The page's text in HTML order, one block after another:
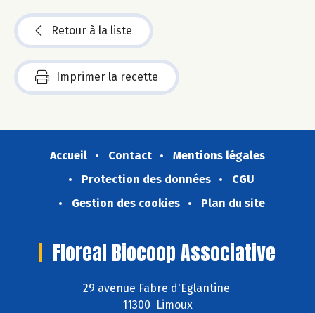
Retour à la liste
Imprimer la recette
Accueil Contact
Mentions légales
Protection des données
CGU
Gestion des cookies
Plan du site
Floreal Biocoop Associative
29 avenue Fabre d'Eglantine
11300 Limoux